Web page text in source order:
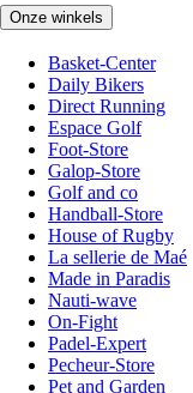
Onze winkels
Basket-Center
Daily Bikers
Direct Running
Espace Golf
Foot-Store
Galop-Store
Golf and co
Handball-Store
House of Rugby
La sellerie de Maé
Made in Paradis
Nauti-wave
On-Fight
Padel-Expert
Pecheur-Store
Pet and Garden